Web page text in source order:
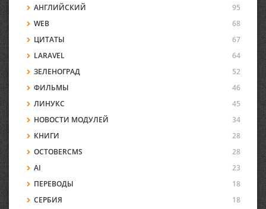
АНГЛИЙСКИЙ
95
WEB
68
ЦИТАТЫ
67
LARAVEL
64
ЗЕЛЕНОГРАД
52
ФИЛЬМЫ
46
ЛИНУКС
45
НОВОСТИ МОДУЛЕЙ
34
КНИГИ
28
OCTOBERCMS
28
AI
23
ПЕРЕВОДЫ
18
СЕРБИЯ
18